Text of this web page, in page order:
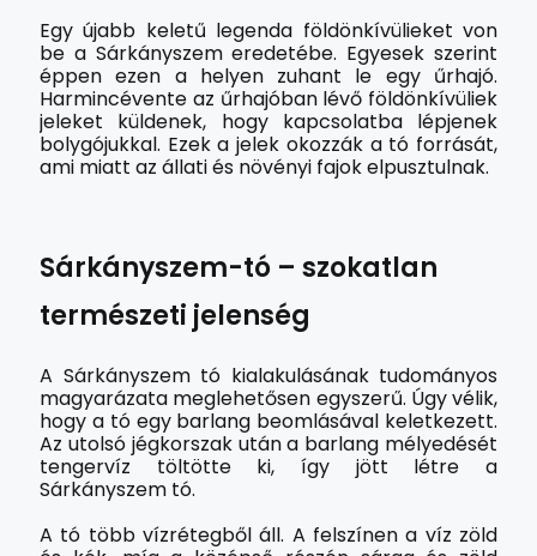
Egy újabb keletű legenda földönkívülieket von
be a Sárkányszem eredetébe. Egyesek szerint
éppen ezen a helyen zuhant le egy űrhajó.
Harmincévente az űrhajóban lévő földönkívüliek
jeleket küldenek, hogy kapcsolatba lépjenek
bolygójukkal. Ezek a jelek okozzák a tó forrását,
ami miatt az állati és növényi fajok elpusztulnak.
Sárkányszem-tó – szokatlan
természeti jelenség
A Sárkányszem tó kialakulásának tudományos
magyarázata meglehetősen egyszerű. Úgy vélik,
hogy a tó egy barlang beomlásával keletkezett.
Az utolsó jégkorszak után a barlang mélyedését
tengervíz töltötte ki, így jött létre a
Sárkányszem tó.
A tó több vízrétegből áll. A felszínen a víz zöld